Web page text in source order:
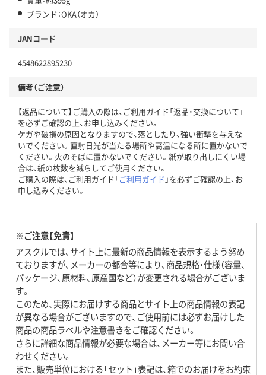
ブランド：OKA（オカ）
JANコード
4548622895230
備考（ご注意）
【返品について】ご購入の際は、ご利用ガイド「返品・交換について」
を必ずご確認の上、お申し込みください。
ケガや破損の原因となりますので、落としたり、強い衝撃を与えな
いでください。直射日光が当たる場所や高温になる所に置かないで
ください。火のそばに置かないでください。紙が取り出しにくい場
合は、紙の枚数を減らしてご使用ください。
ご購入の際は、ご利用ガイド「ご利用ガイド 」を必ずご確認の上、お
申し込みください。
※ご注意【免責】
アスクルでは、サイト上に最新の商品情報を表示するよう努め
ておりますが、メーカーの都合等により、商品規格・仕様（容量、
パッケージ、原材料、原産国など）が変更される場合がございま
す。
このため、実際にお届けする商品とサイト上の商品情報の表記
が異なる場合がございますので、ご使用前には必ずお届けした
商品の商品ラベルや注意書きをご確認ください。
さらに詳細な商品情報が必要な場合は、メーカー等にお問い合
わせください。
また、販売単位における「セット」表記は、箱でのお届けをお約束